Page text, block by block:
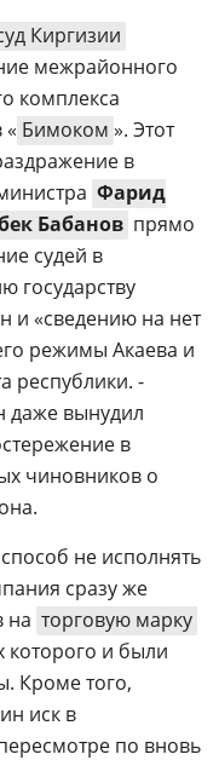
Киргизии
межрайонного
комплекса
« Бимоком ». Этот
в
Фарид
Бабанов прямо
судей в
государству
и «сведению на нет
режимы Акаева и
республики. -
даже вынудил
в
чиновников о
не исполнять
сразу же
на торговую марку
которого и были
Кроме того,
иск в
по вновь